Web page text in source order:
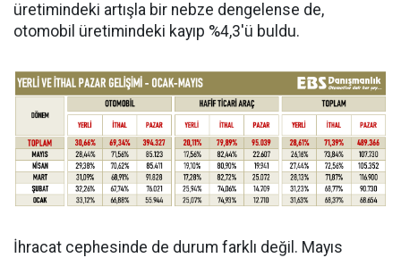
üretimindeki artışla bir nebze dengelense de,
otomobil üretimindeki kayıp %4,3'ü buldu.
İhracat cephesinde de durum farklı değil. Mayıs